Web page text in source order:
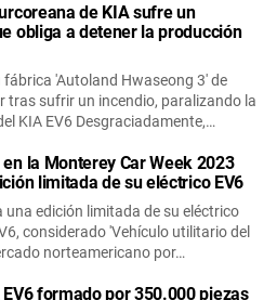
de KIA sufre un
obliga a detener la producción
fábrica 'Autoland Hwaseong 3' de
tras sufrir un incendio, paralizando la
KIA EV6 Desgraciadamente,…
la Monterey Car Week 2023
limitada de su eléctrico EV6
una edición limitada de su eléctrico
considerado 'Vehículo utilitario del
norteamericano por…
formado por 350.000 piezas